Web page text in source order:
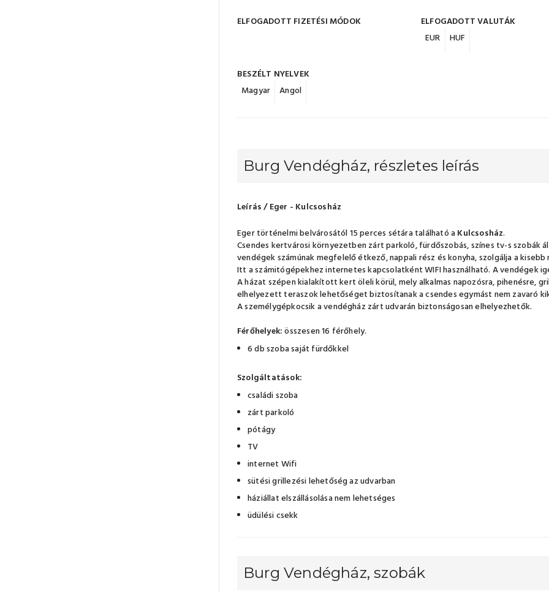
ELFOGADOTT FIZETÉSI MÓDOK
ELFOGADOTT VALUTÁK
EUR
HUF
BESZÉLT NYELVEK
Magyar
Angol
Burg Vendégház, részletes leírás
Leírás / Eger - Kulcsosház
Eger történelmi belvárosától 15 perces sétára található aKulcsosház.
Csendes kertvárosi környezetben zárt parkoló, fürdőszobás, színes tv-s szobák
vendégek számúnak megfelelő étkező, nappali rész és konyha, szolgálja a
Itt a számitógépekhez internetes kapcsolatként WIFI használható. A vendégek
A házat szépen kialakított kert öleli körül, mely alkalmas napozósra, pihenésre,
elhelyezett teraszok lehetőséget biztosítanak a csendes egymást nem zavaró
A személygépkocsik a vendégház zárt udvarán biztonságosan elhelyezhetők.
Férőhelyek:összesen 16 férőhely.
6 db szoba saját fürdőkkel
Szolgáltatások:
családi szoba
zárt parkoló
pótágy
TV
internet Wifi
sütési grillezési lehetőség az udvarban
háziállat elszállásolása nem lehetséges
üdülési csekk
Burg Vendégház, szobák